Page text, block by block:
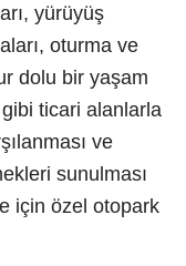
yürüyüş
oturma ve
dolu bir yaşam
ticari alanlarla
ve
sunulması
için özel otopark